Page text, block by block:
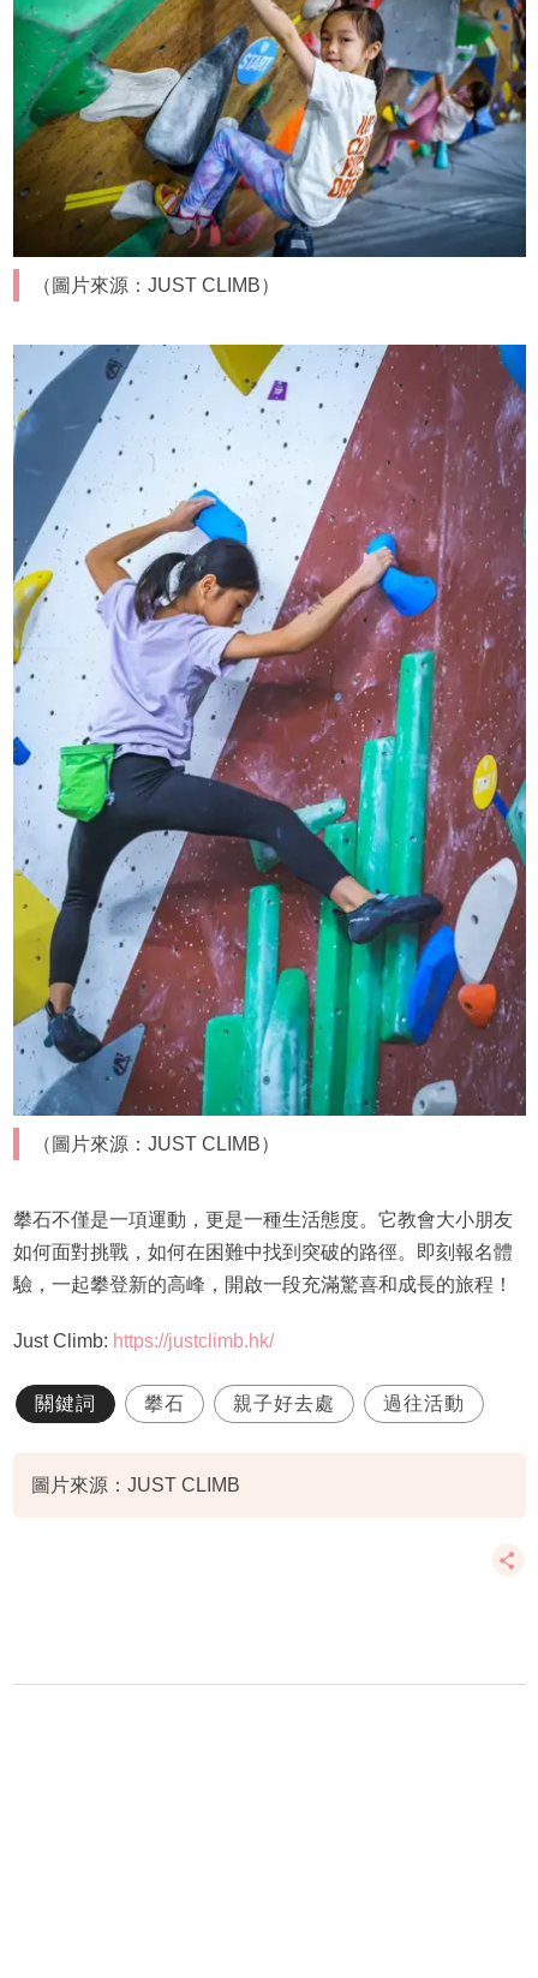
（圖片來源：JUST CLIMB）
（圖片來源：JUST CLIMB）
攀石不僅是一項運動，更是一種生活態度。它教會大小朋友
如何面對挑戰，如何在困難中找到突破的路徑。即刻報名體
驗，一起攀登新的高峰，開啟一段充滿驚喜和成長的旅程！
Just Climb: https://justclimb.hk/
關鍵詞 攀石 親子好去處 過往活動
圖片來源：JUST CLIMB